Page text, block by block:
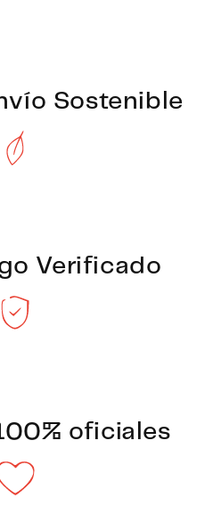
Sostenible
Verificado
oficiales